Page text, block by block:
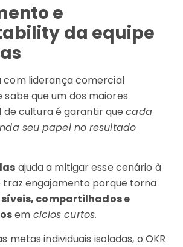
e
da equipe
com liderança comercial
que um dos maiores
de cultura é garantir quecada
seu papel no resultado
ajuda a mitigar esse cenário à
traz engajamento porque torna
compartilhados e
em ciclos curtos.
metas individuais isoladas, o OKR